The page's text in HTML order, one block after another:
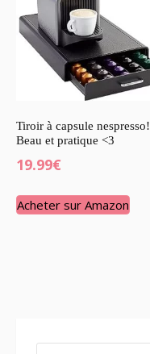
Tiroir à capsule nespresso!
Beau et pratique <3
19.99€
Acheter sur Amazon